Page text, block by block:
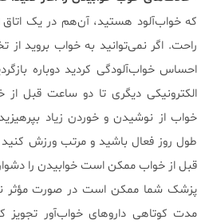
که خواب‌آلود هستید، آن‌هم در یک
راحت. اگر نمی‌توانید به خواب بروید
احساس خواب‌آلودگی کردید دوباره
الکترونیکی دیگری تا دو ساعت قبل از
خواب از نوشیدن و خوردن زیاد
طول روز فعال باشید و مرتب ورزش کنید
قبل از خواب ممکن است خوابیدن را
پزشک شما ممکن است در صورت مؤثر
مدت کوتاهی داروهای خواب‌آور تجویز